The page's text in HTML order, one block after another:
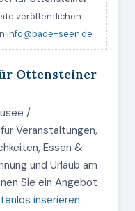
veröffentlichen
info@bade-seen.de
Ottensteiner
/
Veranstaltungen,
Essen &
und Urlaub am
Sie ein Angebot
inserieren.